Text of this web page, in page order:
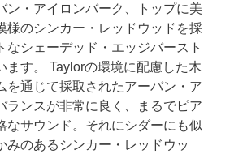
ン・アイロンバーク、トップに美
様のシンカー・レッドウッドを採
なシェーデッド・エッジバースト
ます。 Taylorの環境に配慮した木
を通じて採取されたアーバン・ア
ランスが非常に良く、まるでピア
なサウンド。それにシダーにも似
みのあるシンカー・レッドウッ